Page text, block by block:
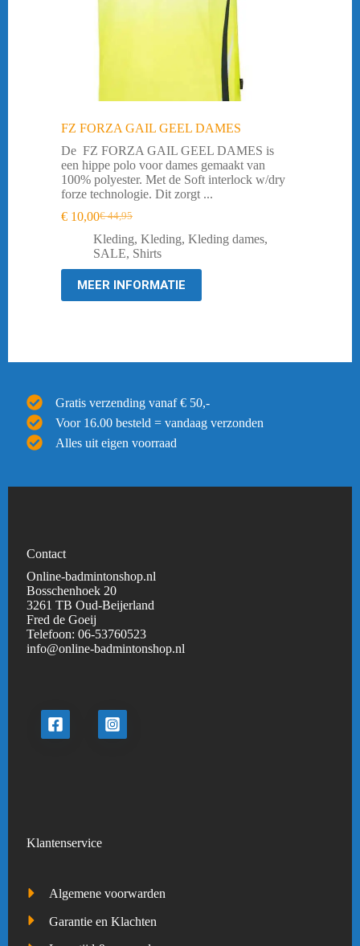
FZ FORZA GAIL GEEL DAMES
De FZ FORZA GAIL GEEL DAMES is
een hippe polo voor dames gemaakt van
100% polyester. Met de Soft interlock w/dry
forze technologie. Dit zorgt ...
€44,95
Oorspronkelijke
prijs
was:
€ 10,00Huidige
prijs
is:
Kleding, Kleding, Kleding dames,
SALE, Shirts
MEER INFORMATIE
Gratis verzending vanaf € 50,-
Voor 16.00 besteld = vandaag verzonden
Alles uit eigen voorraad
Contact
Online-badmintonshop.nl
Bosschenhoek 20
3261 TB Oud-Beijerland
Fred de Goeij
Telefoon:06-53760523
info@online-badmintonshop.nl
Klantenservice
Algemene voorwarden
Garantie en Klachten